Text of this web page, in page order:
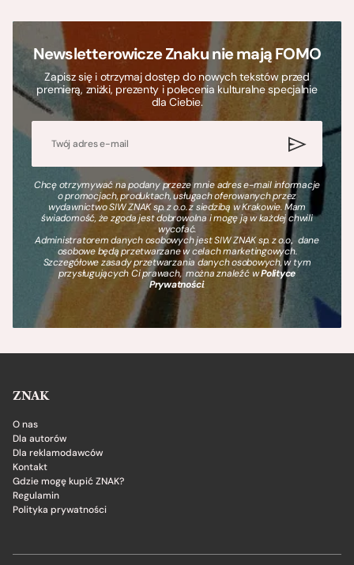
Newsletterowicze Znaku nie mają FOMO
Zapisz się i otrzymaj dostęp do nowych tekstów przed
premierą, zniżki, prezenty i polecenia kulturalne specjalnie
dla Ciebie.
Chcę otrzymywać na podany przeze mnie adres e-mail informacje
o promocjach, produktach, usługach oferowanych przez
wydawnictwo SIW ZNAK sp. z o.o. z siedzibą w Krakowie. Mam
świadomość, że zgoda jest dobrowolna i mogę ją w każdej chwili
wycofać.
Administratorem danych osobowych jest SIW ZNAK sp. z o.o., dane
osobowe będą przetwarzane w celach marketingowych.
Szczegółowe zasady przetwarzania danych osobowych, w tym
przysługujących Ci prawach, można znaleźć wPolityce
Prywatności.
ZNAK
O nas
Dla autorów
Dla reklamodawców
Kontakt
Gdzie mogę kupić ZNAK?
Regulamin
Polityka prywatności